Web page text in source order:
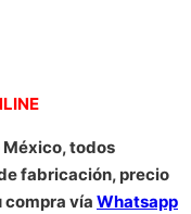
México, todos
fabricación, precio
compra vía Whatsapp